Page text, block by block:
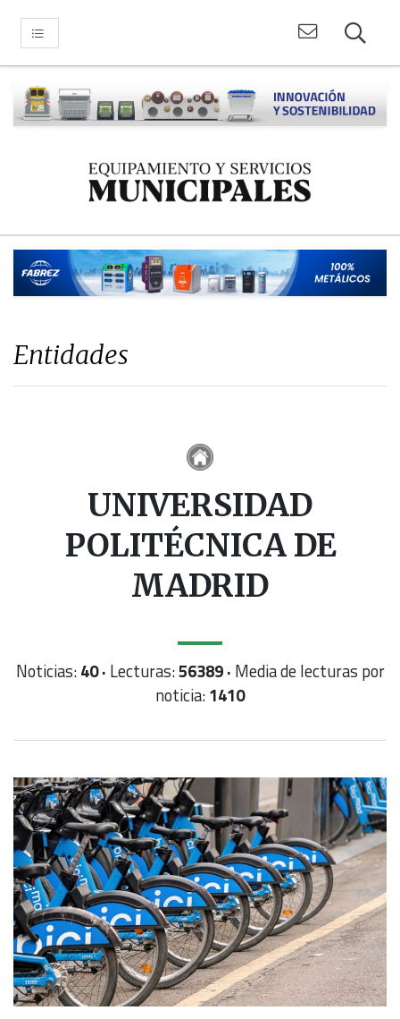
Entidades
UNIVERSIDAD
POLITÉCNICA DE
MADRID
Noticias:40 · Lecturas:56389 · Media de lecturas por
noticia:1410